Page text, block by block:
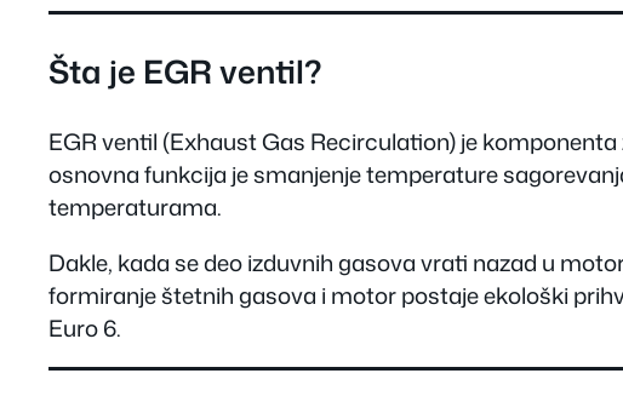
Šta je EGR ventil?
EGR ventil (Exhaust Gas Recirculation) je
osnovna funkcija je smanjenje temperature
temperaturama.
Dakle, kada se deo izduvnih gasova vrati nazad u
formiranje štetnih gasova i motor postaje ekološki
Euro 6.